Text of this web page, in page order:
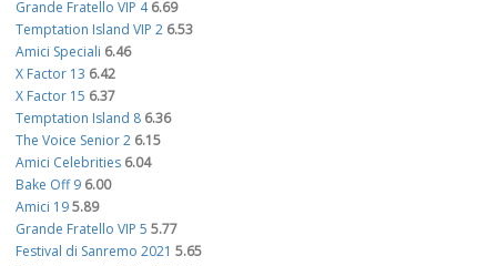
Grande Fratello VIP 4 6.69
Temptation Island VIP 2 6.53
Amici Speciali 6.46
X Factor 13 6.42
X Factor 15 6.37
Temptation Island 8 6.36
The Voice Senior 2 6.15
Amici Celebrities 6.04
Bake Off 9 6.00
Amici 195.89
Grande Fratello VIP 5 5.77
Festival di Sanremo 2021 5.65